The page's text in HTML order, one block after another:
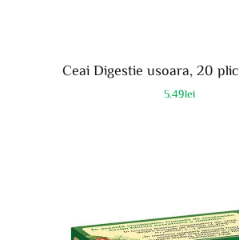
Ceai Digestie usoara, 20
5.49lei